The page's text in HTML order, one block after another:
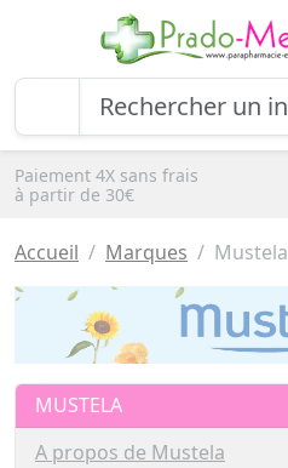
Paiement 4X sans frais
à partir de 30€
Accueil Marques Mustela
MUSTELA
A propos de Mustela